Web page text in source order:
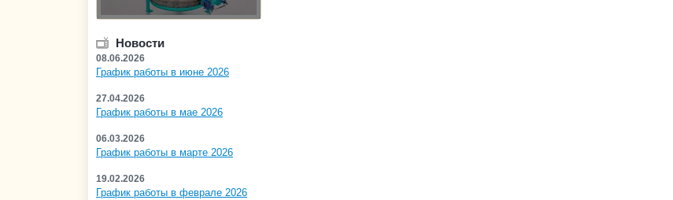
Новости
08.06.2026
График работы в июне 2026
27.04.2026
График работы в мае 2026
06.03.2026
График работы в марте 2026
19.02.2026
График работы в феврале 2026